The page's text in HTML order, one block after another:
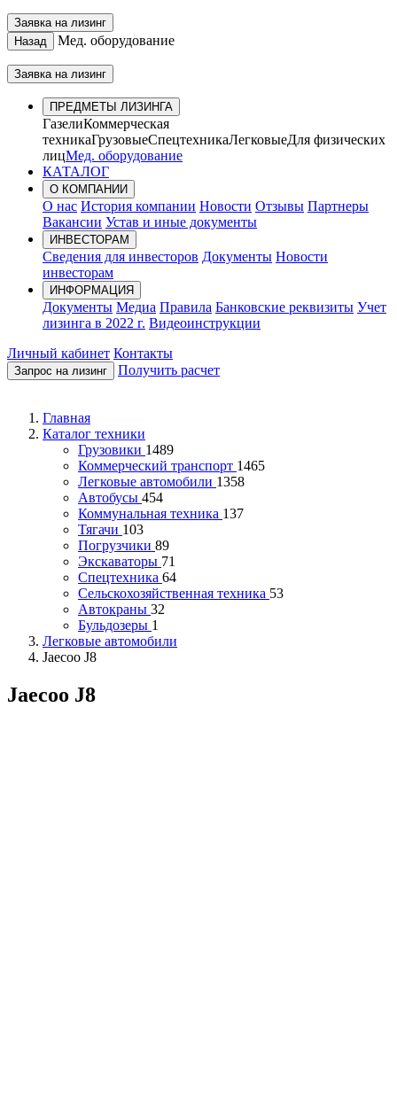
Заявка на лизинг
Назад
Мед. оборудование
Заявка на лизинг
ПРЕДМЕТЫ ЛИЗИНГА
ГазелиКоммерческая
техникаГрузовыеСпецтехникаЛегковыеДля физических
лицМед. оборудование
КАТАЛОГ
О КОМПАНИИ
О нас История компании Новости Отзывы Партнеры
Вакансии Устав и иные документы
ИНВЕСТОРАМ
Сведения для инвесторов Документы Новости
инвесторам
ИНФОРМАЦИЯ
Документы Медиа Правила Банковские реквизиты Учет
лизинга в 2022 г. Видеоинструкции
Личный кабинет Контакты
Запрос на лизинг Получить расчет
Главная
Каталог техники
Грузовики 1489
Коммерческий транспорт 1465
Легковые автомобили 1358
Автобусы 454
Коммунальная техника 137
Тягачи 103
Погрузчики 89
Экскаваторы 71
Спецтехника 64
Сельскохозяйственная техника 53
Автокраны 32
Бульдозеры 1
Легковые автомобили
Jaecoo J8
Jaecoo J8